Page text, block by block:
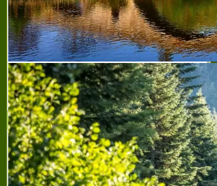
е създадена през 2002 година със
седалище град Смядово. Развива своята
дейност в областта на строителството.
Занимава се с ниско и пътно строите
ниско строителство,ниско строителство,
строителни ремонти върбица,
строителство и
строителни машини върбица,строителни услуги
върбица,строително монтажни работи върбица,
услуги със строителна механизация,пътно
строителство,строителна профилактика върбица,
строителство и строителни машини
Многопрофилна болница за активно лечение -
Шумен
Здравеопазването в Шумен има
дългогодишни традиции, датиращи от XIX
век. Началото е поставено през 1837 г.,
когато е открита първата болница в града
– създадена за нуждите на турските
военни под